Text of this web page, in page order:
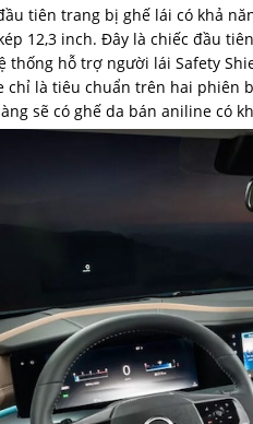
tiên trang bị ghế lái có khả
12,3 inch. Đây là chiếc đầu
thống hỗ trợ người lái Safety
chỉ là tiêu chuẩn trên hai phiên
sẽ có ghế da bán aniline có